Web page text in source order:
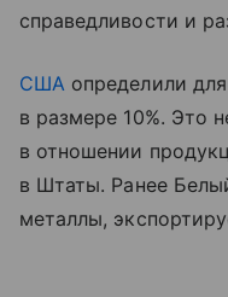
справедливости и
США определили
в размере 10%. Это
в отношении
в Штаты. Ранее
металлы,